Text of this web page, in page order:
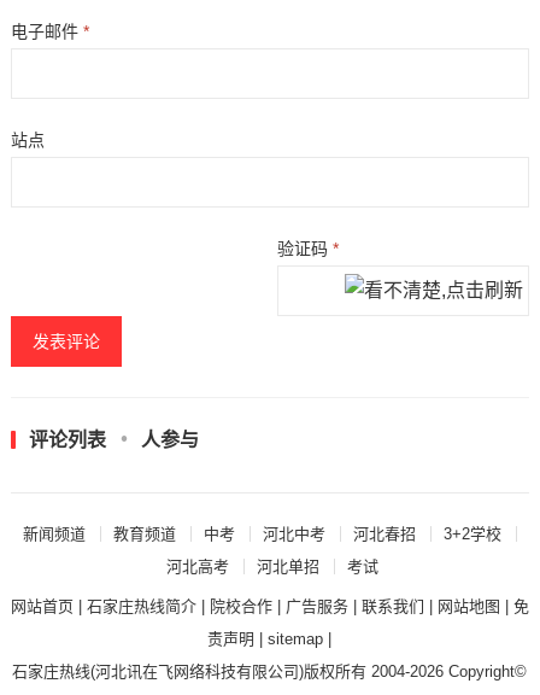
电子邮件 *
站点
验证码*
评论列表 人参与
新闻频道 教育频道 中考 河北中考 河北春招
3+2学校
河北高考
河北单招 考试
网站首页| 石家庄热线简介| 院校合作| 广告服务| 联系我们 网站地图
免
责声明
|sitemap
石家庄热线(河北讯在飞网络科技有限公司)版权所有 2004-2026 Copyright©